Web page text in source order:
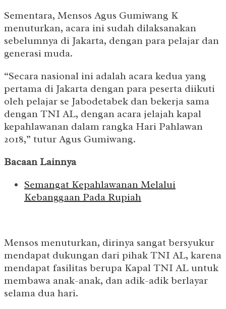
Sementara, Mensos Agus Gumiwang K
menuturkan, acara ini sudah dilaksanakan
sebelumnya di Jakarta, dengan para pelajar dan
generasi muda.
“Secara nasional ini adalah acara kedua yang
pertama di Jakarta dengan para peserta diikuti
oleh pelajar se Jabodetabek dan bekerja sama
dengan TNI AL, dengan acara jelajah kapal
kepahlawanan dalam rangka Hari Pahlawan
2018,” tutur Agus Gumiwang.
Bacaan Lainnya
Semangat Kepahlawanan Melalui
Kebanggaan Pada Rupiah
Mensos menuturkan, dirinya sangat bersyukur
mendapat dukungan dari pihak TNI AL, karena
mendapat fasilitas berupa Kapal TNI AL untuk
membawa anak-anak, dan adik-adik berlayar
selama dua hari.